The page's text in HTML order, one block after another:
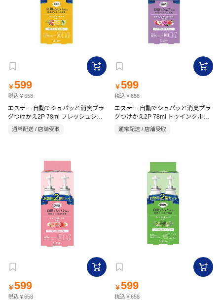
￥599
税込￥658
エステー 自動でシュパッと消臭プラ
グつけかえ2P 78ml フレッシュシト
ラス
通常配送 / 店舗受取
￥599
税込￥658
エステー 自動でシュパッと消臭プラ
グつけかえ2P 78ml トゥインクルフ
ローラル
通常配送 / 店舗受取
￥599
税込￥658
￥599
税込￥658